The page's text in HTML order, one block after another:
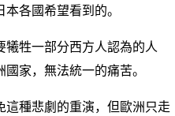
各國希望看到的。
牲一部分西方人認為的人
家，無法統一的痛苦。
種悲劇的重演，但歐洲只走